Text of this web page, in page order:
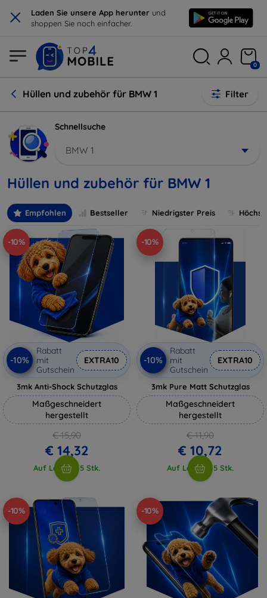
× Laden Sie unsere App herunter und
shoppen Sie noch einfacher.
0
Hüllen und zubehör für BMW 1 Filter
Schnellsuche
BMW 1
Hüllen und zubehör für BMW 1
Empfohlen Bestseller Niedrigster Preis
-10%
-10%
Rabatt
mit
Gutschein
EXTRA10
3mk Anti-Shock Schutzglas
Maßgeschneidert
hergestellt
€ 15,90
€ 14,32
Auf Lager > 5 Stk.
-10%
-10%
Rabatt
mit
Gutschein
EXTRA10
3mk Pure Matt Schutzglas
Maßgeschneidert
hergestellt
€ 11,90
€ 10,72
Auf Lager > 5 Stk.
-10% -10%